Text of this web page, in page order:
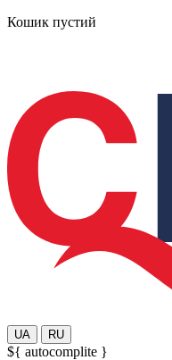
Кошик пустий
UA RU
${ autocomplite }